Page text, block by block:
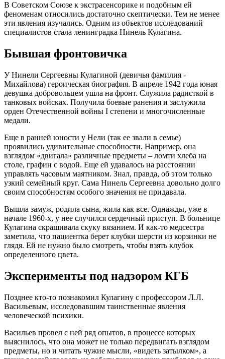
В Советском Союзе к экстрасенсорике и подобным ей
феноменам относились достаточно скептически. Тем не менее
эти явления изучались. Одним из объектов исследований
специалистов стала ленинградка Нинель Кулагина.
Бывшая фронтовичка
У Нинели Сергеевны Кулагиной (девичья фамилия -
Михайлова) героическая биография. В апреле 1942 года юная
девушка добровольцем ушла на фронт. Служила радисткой в
танковых войсках. Получила боевые ранения и заслужила
орден Отечественной войны I степени и многочисленные
медали.
Еще в ранней юности у Нели (так ее звали в семье)
проявились удивительные способности. Например, она
взглядом «двигала» различные предметы – ломти хлеба на
столе, графин с водой. Еще ей удавалось на расстоянии
управлять часовым маятником. Знал, правда, об этом только
узкий семейный круг. Сама Нинель Сергеевна довольно долго
своим способностям особого значения не придавала.
Вышла замуж, родила сына, жила как все. Однажды, уже в
начале 1960-х, у нее случился сердечный приступ. В больнице
Кулагина скрашивала скуку вязанием. И как-то медсестра
заметила, что пациентка берет клубки шерсти из корзинки не
глядя. Ей не нужно было смотреть, чтобы взять клубок
определенного цвета.
Эксперименты под надзором КГБ
Позднее кто-то познакомил Кулагину с профессором Л.Л.
Васильевым, исследовавшим таинственные явления
человеческой психики.
Васильев провел с ней ряд опытов, в процессе которых
выяснилось, что она может не только передвигать взглядом
предметы, но и читать чужие мысли, «видеть затылком», а